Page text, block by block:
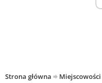
Strona główna Miejscowości